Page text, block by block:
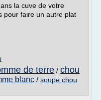
la cuve de votre
pour faire un autre plat
de terre / chou
blanc / soupe chou